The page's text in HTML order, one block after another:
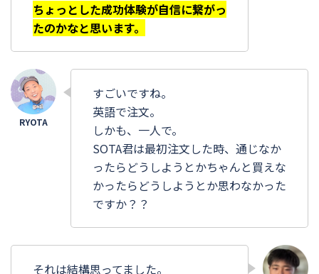
ちょっとした成功体験が自信に繋がっ
たのかなと思います。
すごいですね。
英語で注文。
しかも、一人で。
SOTA君は最初注文した時、通じなか
ったらどうしようとかちゃんと買えな
かったらどうしようとか思わなかった
ですか？？
それは結構思ってました。